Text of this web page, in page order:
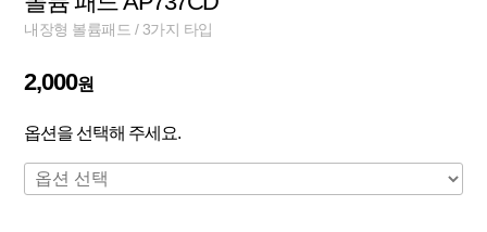
내장형 볼륨패드 / 3가지 타입
2,000원
옵션을 선택해 주세요.